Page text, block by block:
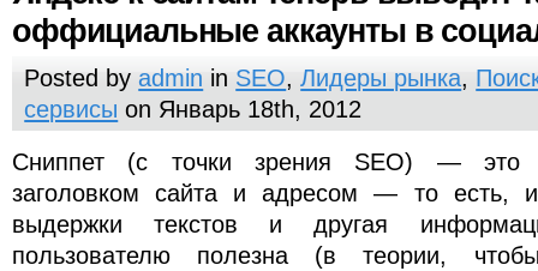
оффициальные аккаунты в
Posted byadmin in SEO,Лидеры рынка,
сервисы on Январь 18th, 2012
Сниппет (с точки зрения SEO) — это
заголовком сайта и адресом — то есть,
выдержки текстов и другая
пользователю полезна (в теории,